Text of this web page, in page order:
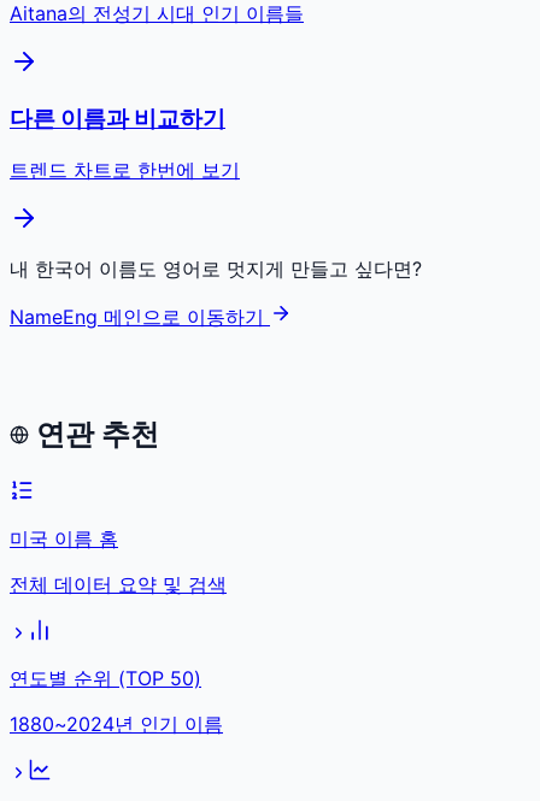
Aitana의 전성기 시대 인기 이름들
다른 이름과 비교하기
트렌드 차트로 한번에 보기
내 한국어 이름도 영어로 멋지게 만들고 싶다면?
NameEng 메인으로 이동하기
연관 추천
미국 이름 홈
전체 데이터 요약 및 검색
연도별 순위 (TOP 50)
1880~2024년 인기 이름